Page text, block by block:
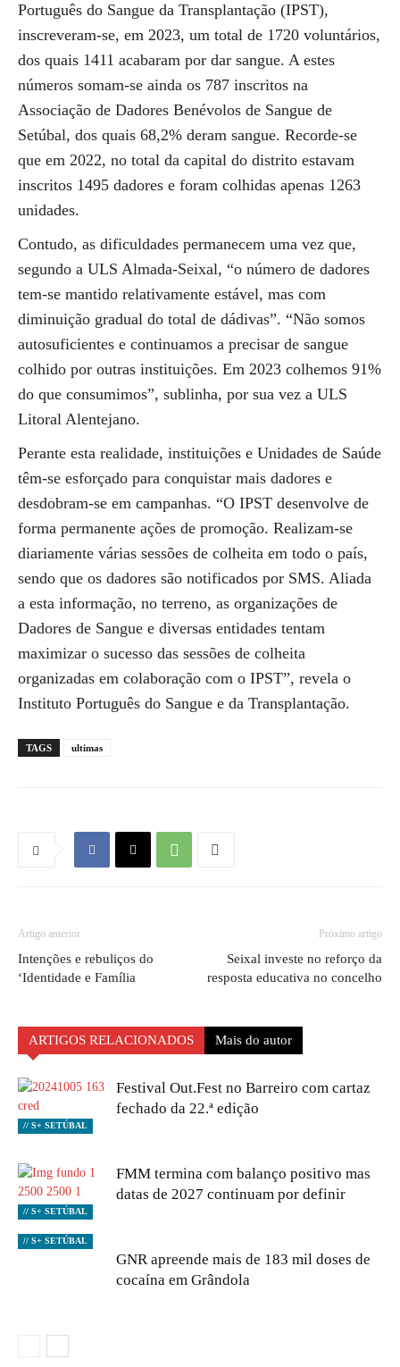
Português do Sangue da Transplantação (IPST),
inscreveram-se, em 2023, um total de 1720 voluntários,
dos quais 1411 acabaram por dar sangue. A estes
números somam-se ainda os 787 inscritos na
Associação de Dadores Benévolos de Sangue de
Setúbal, dos quais 68,2% deram sangue. Recorde-se
que em 2022, no total da capital do distrito estavam
inscritos 1495 dadores e foram colhidas apenas 1263
unidades.
Contudo, as dificuldades permanecem uma vez que,
segundo a ULS Almada-Seixal, “o número de dadores
tem-se mantido relativamente estável, mas com
diminuição gradual do total de dádivas”. “Não somos
autosuficientes e continuamos a precisar de sangue
colhido por outras instituições. Em 2023 colhemos 91%
do que consumimos”, sublinha, por sua vez a ULS
Litoral Alentejano.
Perante esta realidade, instituições e Unidades de Saúde
têm-se esforçado para conquistar mais dadores e
desdobram-se em campanhas. “O IPST desenvolve de
forma permanente ações de promoção. Realizam-se
diariamente várias sessões de colheita em todo o país,
sendo que os dadores são notificados por SMS. Aliada
a esta informação, no terreno, as organizações de
Dadores de Sangue e diversas entidades tentam
maximizar o sucesso das sessões de colheita
organizadas em colaboração com o IPST”, revela o
Instituto Português do Sangue e da Transplantação.
TAGS ultimas
Artigo anterior
Intenções e rebuliços do
‘Identidade e Família
Próximo artigo
Seixal investe no reforço da
resposta educativa no concelho
ARTIGOS RELACIONADOS Mais do autor
// S+ SETÚBAL
Festival Out.Fest no Barreiro com cartaz
fechado da 22.ª edição
// S+ SETÚBAL
FMM termina com balanço positivo mas
datas de 2027 continuam por definir
// S+ SETÚBAL
GNR apreende mais de 183 mil doses de
cocaína em Grândola